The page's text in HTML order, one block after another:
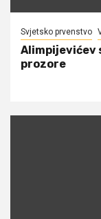
Svjetsko prvenstvo
Alimpijevićev
prozore